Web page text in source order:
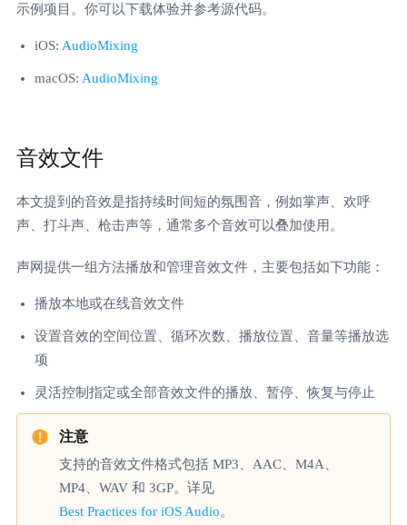
示例项目。你可以下载体验并参考源代码。
iOS: AudioMixing
macOS: AudioMixing
音效文件
本文提到的音效是指持续时间短的氛围音，例如掌声、欢呼
声、打斗声、枪击声等，通常多个音效可以叠加使用。
声网提供一组方法播放和管理音效文件，主要包括如下功能：
播放本地或在线音效文件
设置音效的空间位置、循环次数、播放位置、音量等播放选
项
灵活控制指定或全部音效文件的播放、暂停、恢复与停止
支持的音效文件格式包括 MP3、AAC、M4A、
MP4、WAV 和 3GP。详见
Best Practices for iOS Audio。